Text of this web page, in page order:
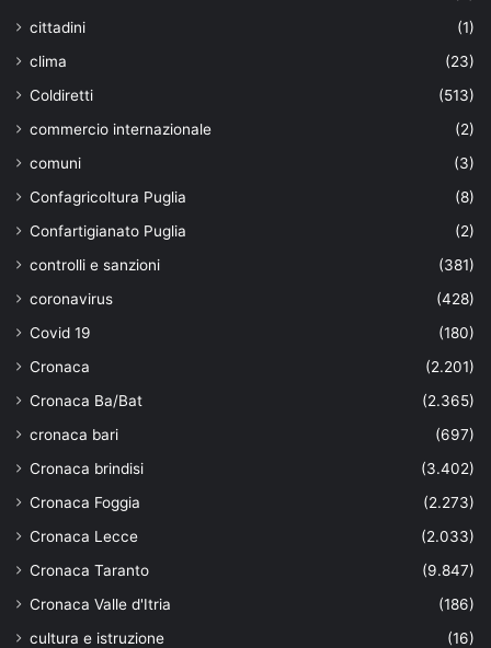
cittadini
(1)
clima
(23)
Coldiretti
(513)
commercio internazionale
(2)
comuni
(3)
Confagricoltura Puglia
(8)
Confartigianato Puglia
(2)
controlli e sanzioni
(381)
coronavirus
(428)
Covid 19
(180)
Cronaca
(2.201)
Cronaca Ba/Bat
(2.365)
cronaca bari
(697)
Cronaca brindisi
(3.402)
Cronaca Foggia
(2.273)
Cronaca Lecce
(2.033)
Cronaca Taranto
(9.847)
Cronaca Valle d'Itria
(186)
cultura e istruzione
(16)